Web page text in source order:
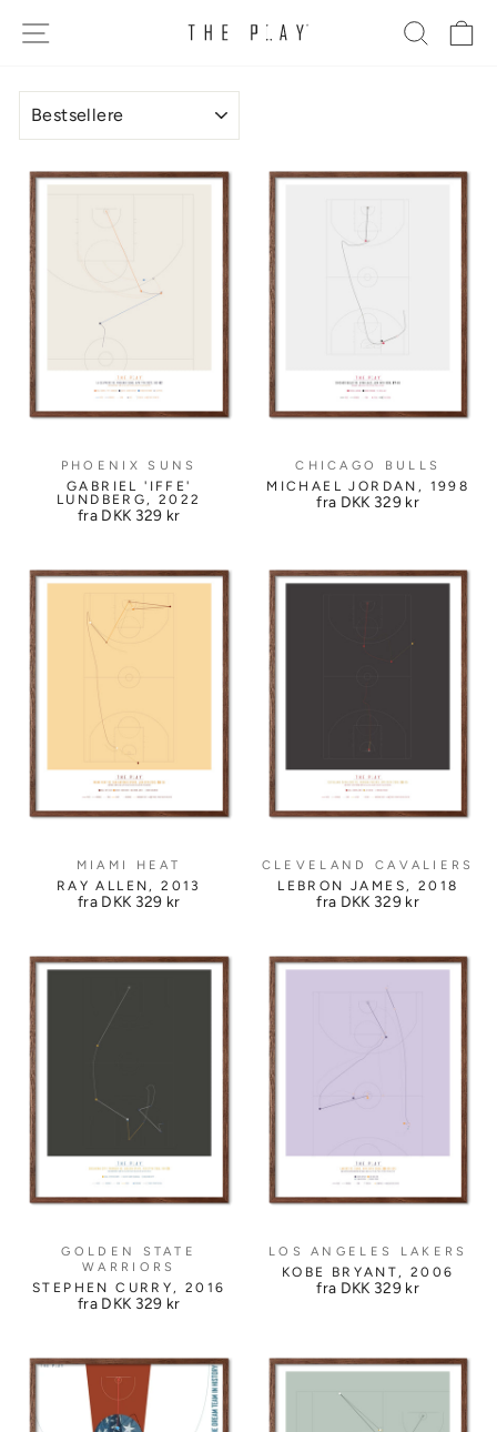
SITE NAVIGATION SØG
PHOENIX SUNS
GABRIEL 'IFFE'
LUNDBERG, 2022
fra DKK 329 kr
CHICAGO BULLS
MICHAEL JORDAN, 1998
fra DKK 329 kr
MIAMI HEAT
RAY ALLEN, 2013
fra DKK 329 kr
CLEVELAND CAVALIERS
LEBRON JAMES, 2018
fra DKK 329 kr
GOLDEN STATE
WARRIORS
STEPHEN CURRY, 2016
fra DKK 329 kr
LOS ANGELES LAKERS
KOBE BRYANT, 2006
fra DKK 329 kr